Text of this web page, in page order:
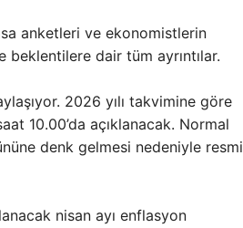
anketleri ve ekonomistlerin
beklentilere dair tüm ayrıntılar.
2026 yılı takvimine göre
10.00’da açıklanacak. Normal
denk gelmesi nedeniyle resmi
nisan ayı enflasyon